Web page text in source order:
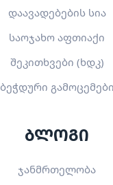
დაავადებების სია
საოჯახო აფთიაქი
შეკითხვები (ხდკ)
ბეჭდური გამოცემები
ბლოგი
ჯანმრთელობა